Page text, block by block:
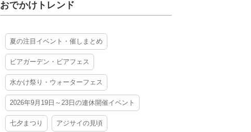
おでかけトレンド
夏の注目イベント・催しまとめ
ビアガーデン・ビアフェス
水かけ祭り・ウォーターフェス
2026年9月19日～23日の連休開催イベント
七夕まつり アジサイの見頃